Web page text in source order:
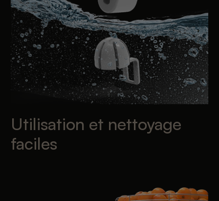
Utilisation et nettoyage
faciles